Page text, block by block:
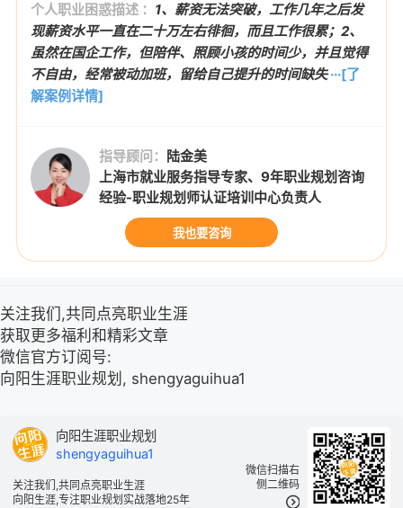
个人职业困惑描述 ： 1、薪资无法突破，工作几年之后发
现薪资水平一直在二十万左右徘徊，而且工作很累；2、
虽然在国企工作，但陪伴、照顾小孩的时间少，并且觉得
不自由，经常被动加班，留给自己提升的时间缺失 ···[了
解案例详情]
指导顾问： 陆金美
上海市就业服务指导专家、9年职业规划咨询
经验-职业规划师认证培训中心负责人
我也要咨询
关注我们,共同点亮职业生涯
获取更多福利和精彩文章
微信官方订阅号:
向阳生涯职业规划, shengyaguihua1
微信扫描右
侧二维码
向阳生涯职业规划
shengyaguihua1
关注我们,共同点亮职业生涯
向阳生涯,专注职业规划实战落地25年